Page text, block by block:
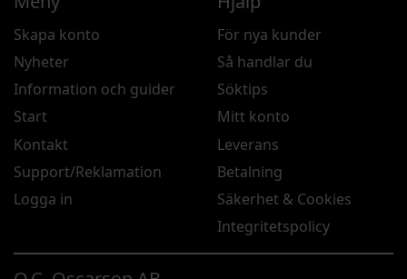
Skapa konto
Nyheter
Information och guider
Start
Kontakt
Support/Reklamation
Logga in
För nya kunder
Så handlar du
Söktips
Mitt konto
Leverans
Betalning
Säkerhet & Cookies
Integritetspolicy